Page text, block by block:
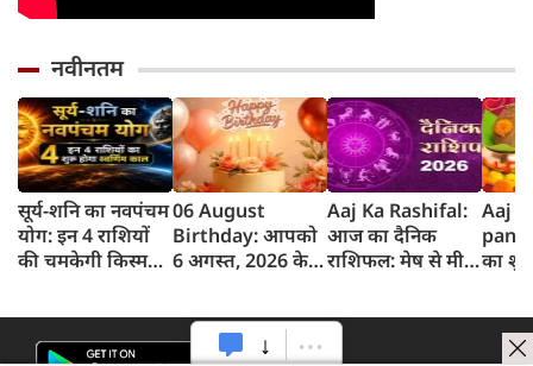
नवीनतम
सूर्य-शनि का नवपंचम
योग: इन 4 राशियों
की चमकेगी किस्मत,
06 August
Birthday: आपको
6 अगस्त, 2026 के
Aaj Ka Rashifal:
आज का दैनिक
राशिफल: मेष से मीन
2026)
Aaj
का
समय